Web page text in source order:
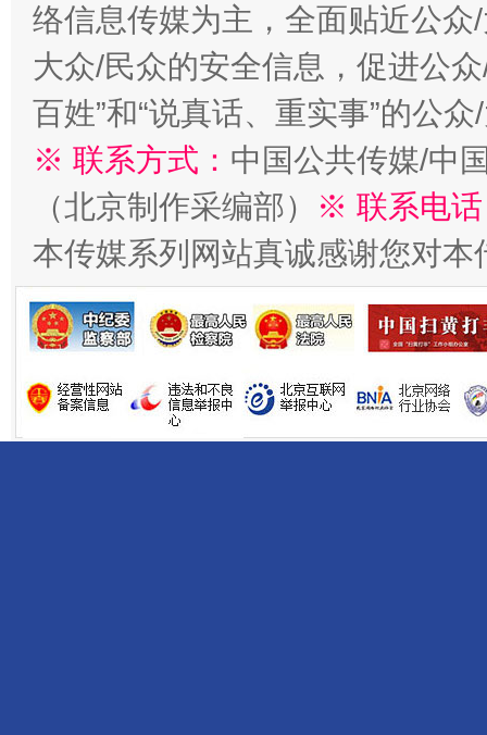
习近平的博鳌关键词
魏明亮
络信息传媒为主，全面贴近公
大众/民众的安全信息，促进公
百姓”和“说真话、重实事”的公
※ 联系方式： 中国公共传媒/中
（北京制作采编部）
※ 联系电
本传媒系列网站真诚感谢您对